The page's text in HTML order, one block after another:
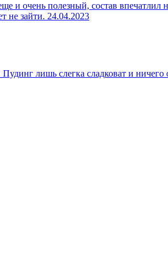
и очень полезный, состав впечатлил
не зайти. 24.04.2023
лишь слегка сладковат и